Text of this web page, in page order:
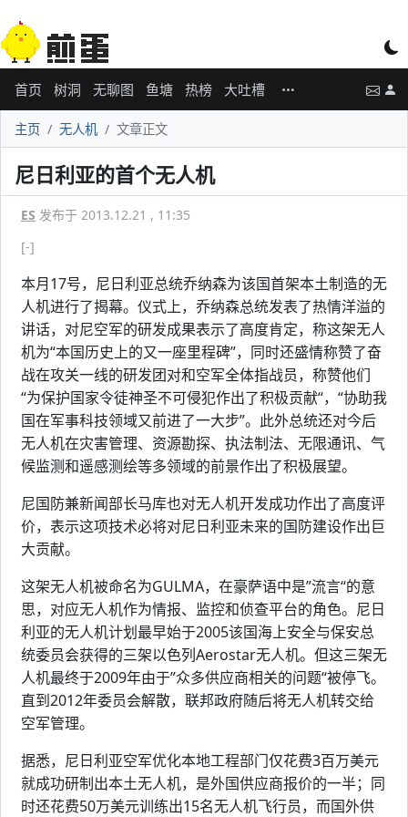
首页 树洞 无聊图 鱼塘 热榜 大吐槽
主页 无人机 文章正文
尼日利亚的首个无人机
ES 发布于 2013.12.21 , 11:35
[-]
本月17号，尼日利亚总统乔纳森为该国首架本土制造的无
人机进行了揭幕。仪式上，乔纳森总统发表了热情洋溢的
讲话，对尼空军的研发成果表示了高度肯定，称这架无人
机为“本国历史上的又一座里程碑”，同时还盛情称赞了奋
战在攻关一线的研发团对和空军全体指战员，称赞他们
“为保护国家令徒神圣不可侵犯作出了积极贡献“，“协助我
国在军事科技领域又前进了一大步”。此外总统还对今后
无人机在灾害管理、资源勘探、执法制法、无限通讯、气
候监测和遥感测绘等多领域的前景作出了积极展望。
尼国防兼新闻部长马库也对无人机开发成功作出了高度评
价，表示这项技术必将对尼日利亚未来的国防建设作出巨
大贡献。
这架无人机被命名为GULMA，在豪萨语中是”流言“的意
思，对应无人机作为情报、监控和侦查平台的角色。尼日
利亚的无人机计划最早始于2005该国海上安全与保安总
统委员会获得的三架以色列Aerostar无人机。但这三架无
人机最终于2009年由于”众多供应商相关的问题“被停飞。
直到2012年委员会解散，联邦政府随后将无人机转交给
空军管理。
据悉，尼日利亚空军优化本地工程部门仅花费3百万美元
就成功研制出本土无人机，是外国供应商报价的一半；同
时还花费50万美元训练出15名无人机飞行员，而国外供